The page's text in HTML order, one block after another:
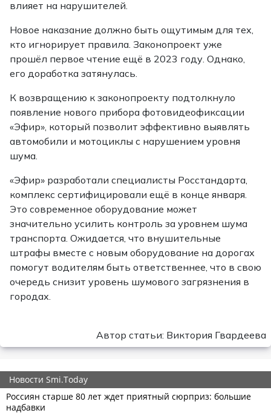
влияет на нарушителей.
Новое наказание должно быть ощутимым для тех,
кто игнорирует правила. Законопроект уже
прошёл первое чтение ещё в 2023 году. Однако,
его доработка затянулась.
К возвращению к законопроекту подтолкнуло
появление нового прибора фотовидеофиксации
«Эфир», который позволит эффективно выявлять
автомобили и мотоциклы с нарушением уровня
шума.
«Эфир» разработали специалисты Росстандарта,
комплекс сертифицировали ещё в конце января.
Это современное оборудование может
значительно усилить контроль за уровнем шума
транспорта. Ожидается, что внушительные
штрафы вместе с новым оборудование на дорогах
помогут водителям быть ответственнее, что в свою
очередь снизит уровень шумового загрязнения в
городах.
Автор статьи: Виктория Гвардеева